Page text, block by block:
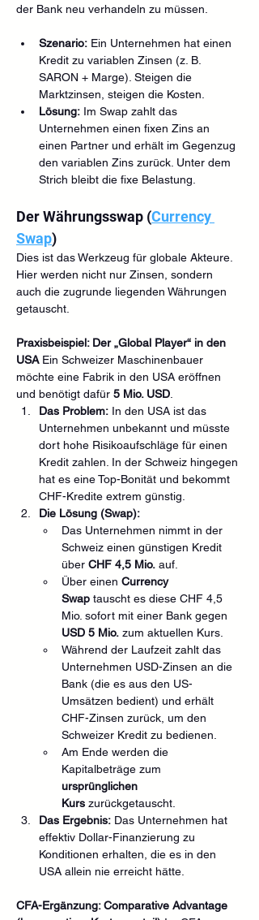
der Bank neu verhandeln zu müssen.
Szenario: Ein Unternehmen hat einen
Kredit zu variablen Zinsen (z. B.
SARON + Marge). Steigen die
Marktzinsen, steigen die Kosten.
Lösung: Im Swap zahlt das
Unternehmen einen fixen Zins an
einen Partner und erhält im Gegenzug
den variablen Zins zurück. Unter dem
Strich bleibt die fixe Belastung.
Der Währungsswap (Currency
Swap)
Dies ist das Werkzeug für globale Akteure.
Hier werden nicht nur Zinsen, sondern
auch die zugrunde liegenden Währungen
getauscht.
Praxisbeispiel: Der „Global Player“ in den
USA Ein Schweizer Maschinenbauer
möchte eine Fabrik in den USA eröffnen
und benötigt dafür 5 Mio. USD
Das Problem: In den USA ist das
Unternehmen unbekannt und müsste
dort hohe Risikoaufschläge für einen
Kredit zahlen. In der Schweiz hingegen
hat es eine Top-Bonität und bekommt
CHF-Kredite extrem günstig.
Die Lösung (Swap):
Das Unternehmen nimmt in der
Schweiz einen günstigen Kredit
über CHF 4,5 Mio. auf.
Über einen Currency
Swap tauscht es diese CHF 4,5
Mio. sofort mit einer Bank gegen
USD 5 Mio. zum aktuellen Kurs.
Während der Laufzeit zahlt das
Unternehmen USD-Zinsen an die
Bank (die es aus den US-
Umsätzen bedient) und erhält
CHF-Zinsen zurück, um den
Schweizer Kredit zu bedienen.
Am Ende werden die
Kapitalbeträge zum
ursprünglichen
Kurs zurückgetauscht.
Das Ergebnis: Das Unternehmen hat
effektiv Dollar-Finanzierung zu
Konditionen erhalten, die es in den
USA allein nie erreicht hätte.
CFA-Ergänzung: Comparative Advantage